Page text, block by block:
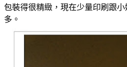
包裝得很精緻，現在少量印刷跟
多。